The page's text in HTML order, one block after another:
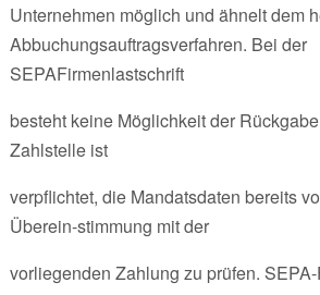
Unternehmen möglich und ähnelt dem
Abbuchungsauftragsverfahren. Bei der
SEPAFirmenlastschrift
besteht keine Möglichkeit der
Zahlstelle ist
verpflichtet, die Mandatsdaten bereits
Überein-stimmung mit der
vorliegenden Zahlung zu prüfen.